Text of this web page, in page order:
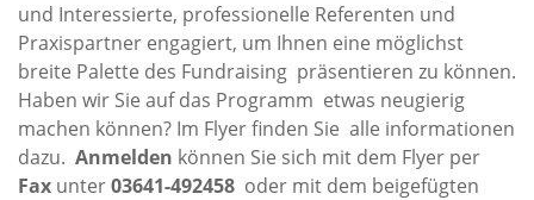
und Interessierte, professionelle Referenten und
Praxispartner engagiert, um Ihnen eine möglichst
breite Palette des Fundraising präsentieren zu können.
Haben wir Sie auf das Programm etwas neugierig
machen können? Im Flyer finden Sie alle informationen
dazu. Anmelden können Sie sich mit dem Flyer per
Fax unter03641-492458 oder mit dem beigefügten